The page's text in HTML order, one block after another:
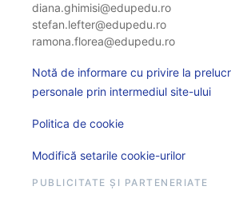
diana.ghimisi@edupedu.ro
stefan.lefter@edupedu.ro
ramona.florea@edupedu.ro
Notă de informare cu privire la
personale prin intermediul site-ului
Politica de cookie
Modifică setarile cookie-urilor
PUBLICITATE ȘI PARTENERIATE